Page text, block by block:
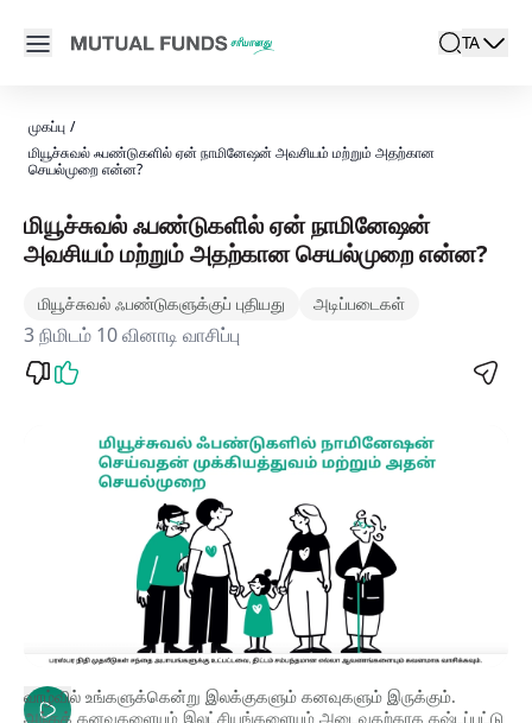
Open main menu
search
Locale
TA
active
முகப்பு /
மியூச்சுவல் ஃபண்டுகளில் ஏன் நாமினேஷன் அவசியம் மற்றும் அதற்கான
செயல்முறை என்ன?
மியூச்சுவல் ஃபண்டுகளில் ஏன் நாமினேஷன்
அவசியம் மற்றும் அதற்கான செயல்முறை என்ன?
மியூச்சுவல் ஃபண்டுகளுக்குப் புதியது அடிப்படைகள்
3 நிமிடம் 10 வினாடி வாசிப்பு
வாழ்வில் உங்களுக்கென்று இலக்குகளும் கனவுகளும் இருக்கும்.
அந்தக் கனவுகளையும் இலட்சியங்களையும் அடைவதற்காக கஷ்டப்பட்டு